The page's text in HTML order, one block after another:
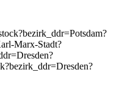
Marx-Stadt?